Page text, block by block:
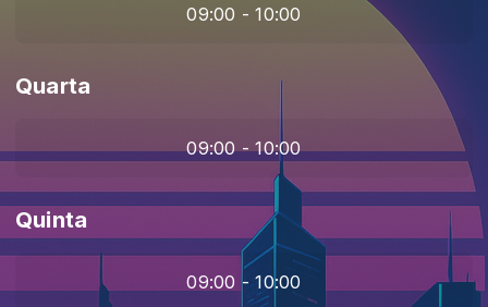
09:00 - 10:00
Quarta
09:00 - 10:00
Quinta
09:00 - 10:00